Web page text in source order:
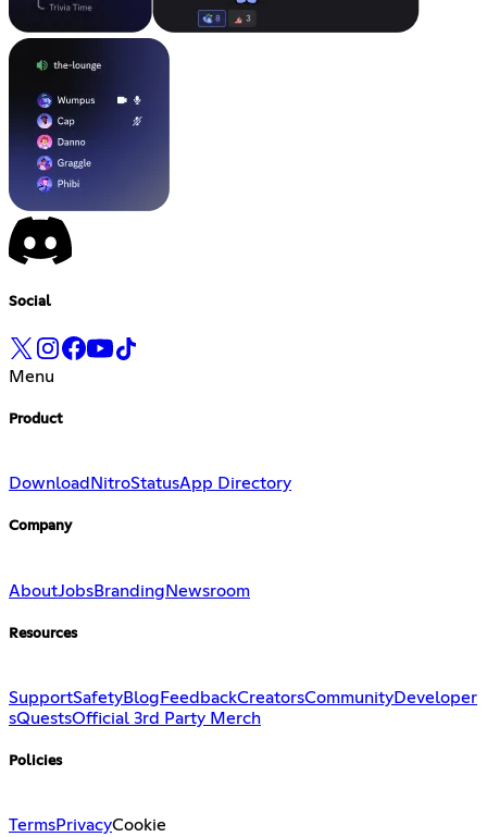
Social
Menu
Product
Download NitroStatusApp Directory
Company
AboutJobsBrandingNewsroom
Resources
SupportSafetyBlog FeedbackCreatorsCommunityDeveloper
sQuestsOfficial 3rd Party Merch
Policies
TermsPrivacyCookie